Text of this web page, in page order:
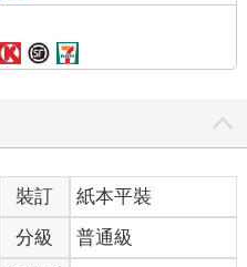
裝訂
紙本平裝
分級 普通級